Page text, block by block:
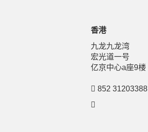
香港
九龙九龙湾
宏光道一号
亿京中心a座9楼
852 31203388